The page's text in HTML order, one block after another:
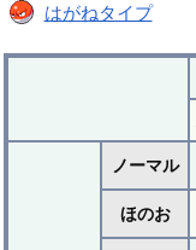
はがねタイプ
ノーマル
ほのお